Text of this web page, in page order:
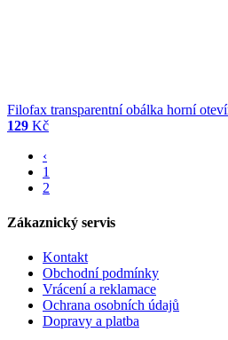
Filofax transparentní obálka horní
129 Kč
‹
1
2
Zákaznický servis
Kontakt
Obchodní podmínky
Vrácení a reklamace
Ochrana osobních údajů
Dopravy a platba